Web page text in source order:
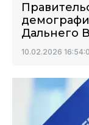
Дальнего
10.02.2026